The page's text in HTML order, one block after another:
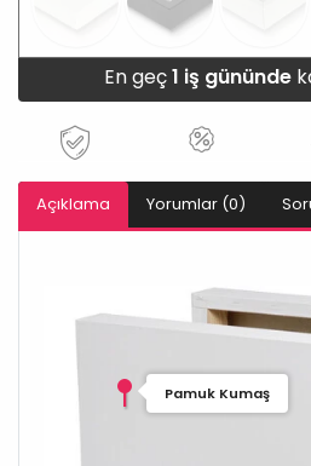
En geç1 iş gününde
Açıklama Yorumlar (0)
Pamuk Kumaş